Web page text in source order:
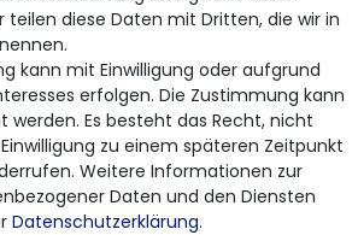
ich jederzeit widerrufen.
& Versand
viele Möglichkeiten einer sicheren
Bezahlung.
teilen diese Daten mit Dritten, die wir in
kann mit Einwilligung oder aufgrund
erfolgen. Die Zustimmung kann
Es besteht das Recht, nicht
zu einem späteren Zeitpunkt
Weitere Informationen zur
Daten und den Diensten
Daten­schutz­erklärung.